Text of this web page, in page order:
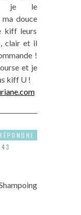
je le
douce
kiff leurs
clair et il
!
et je
kiff U !